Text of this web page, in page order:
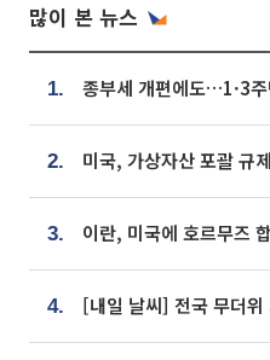
많이 본 뉴스
1.
2.
3.
4.